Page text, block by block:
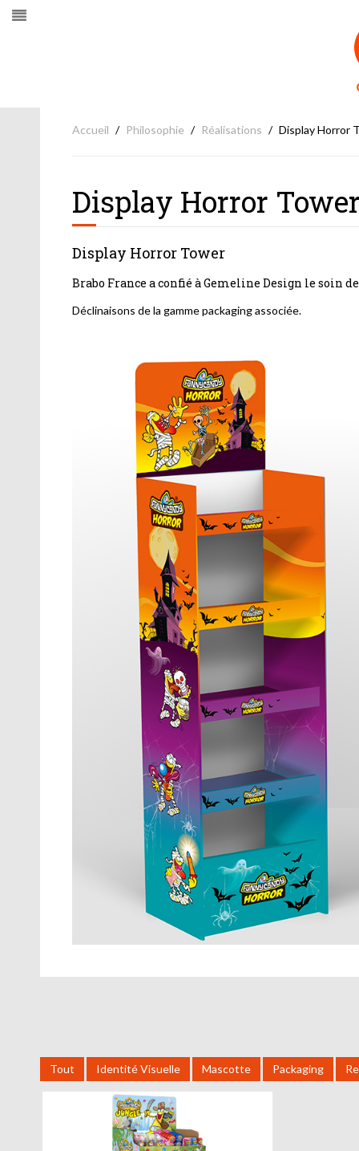
Accueil Philosophie Réalisations Display Horror
Display Horror
Display Horror Tower
Brabo France a confié à Gemeline Design le soin
Déclinaisons de la gamme packaging associée.
Tout Identité Visuelle Mascotte Packaging